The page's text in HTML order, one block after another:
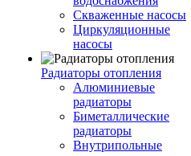
Скваженные насосы
Циркуляционные
насосы
Радиаторы отопления
Алюминиевые
радиаторы
Биметаллические
радиаторы
Внутрипольные